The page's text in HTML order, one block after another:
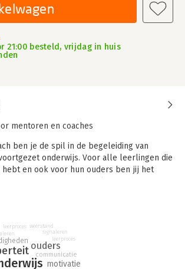
21:00 besteld, vrijdag in huis
mentoren en coaches
ben je de spil in de begeleiding van
onderwijs. Voor alle leerlingen die
hebt en ook voor hun ouders ben jij het
Leerlingen begeleiden in hun groeiproces
maar vooral een kunst.
beschrijven de auteurs
ouders
motivatie
communicatie
leerproces weerstand
signaleren
leerproces